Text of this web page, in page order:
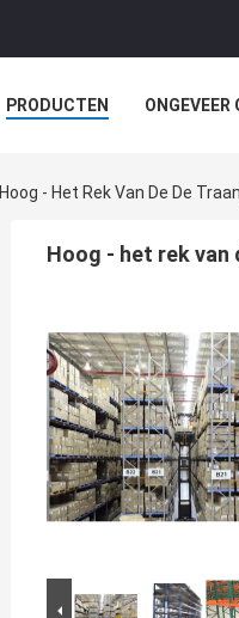
PRODUCTEN ONGEVEER
Hoog - Het Rek Van De De
Hoog - het rek